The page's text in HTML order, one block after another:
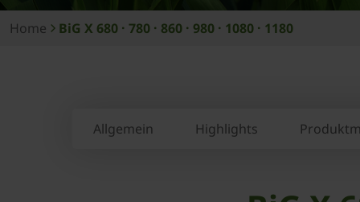
Home BiG X 680 · 780 · 860 · 980 · 1080 · 1180
Allgemein Highlights